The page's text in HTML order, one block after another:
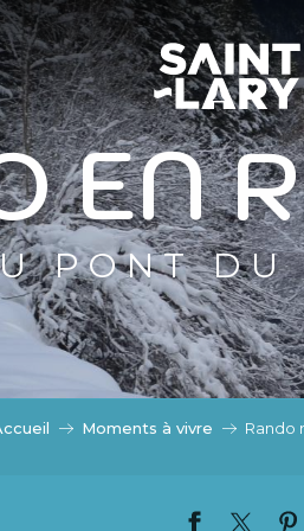
ÉTÉ
EN MODE ÉTÉ
EN
PONT DU
Moments à vivre Rando